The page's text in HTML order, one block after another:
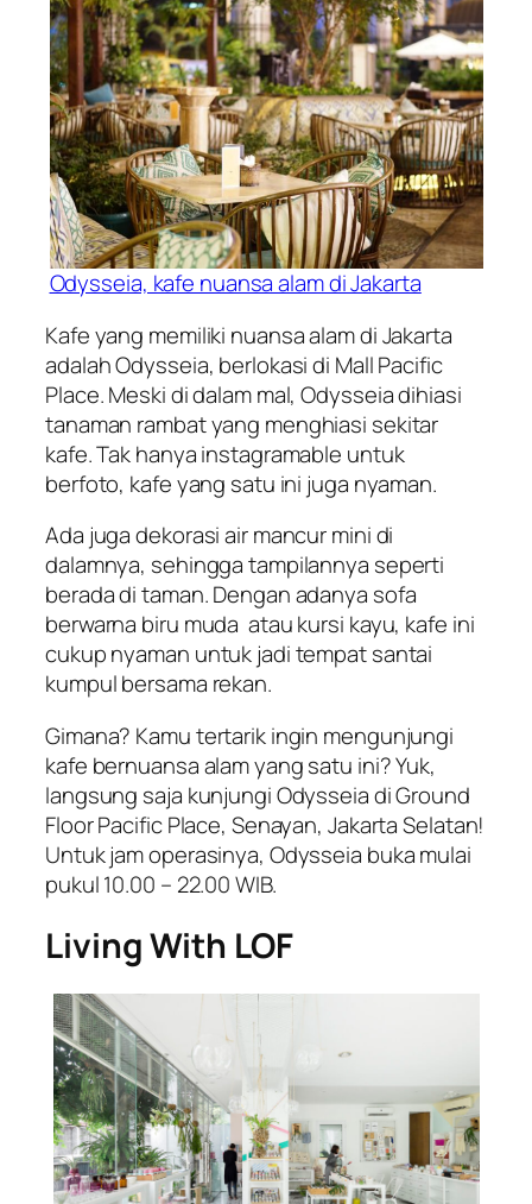
Odysseia, kafe nuansa alam di Jakarta
Kafe yang memiliki nuansa alam di Jakarta
adalah Odysseia, berlokasi di Mall Pacific
Place. Meski di dalam mal, Odysseia dihiasi
tanaman rambat yang menghiasi sekitar
kafe. Tak hanya instagramable untuk
berfoto, kafe yang satu ini juga nyaman.
Ada juga dekorasi air mancur mini di
dalamnya, sehingga tampilannya seperti
berada di taman. Dengan adanya sofa
berwarna biru muda atau kursi kayu, kafe ini
cukup nyaman untuk jadi tempat santai
kumpul bersama rekan.
Gimana? Kamu tertarik ingin mengunjungi
kafe bernuansa alam yang satu ini? Yuk,
langsung saja kunjungi Odysseia di Ground
Floor Pacific Place, Senayan, Jakarta Selatan!
Untuk jam operasinya, Odysseia buka mulai
pukul 10.00 – 22.00 WIB.
Living With LOF